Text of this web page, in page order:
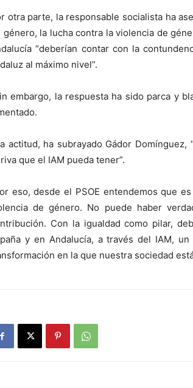
otra parte, la responsable socialista ha
género, la lucha contra la violencia de
“deberían contar con la
al máximo nivel”.
embargo, la respuesta ha sido parca y
actitud, ha subrayado Gádor
que el IAM pueda tener”.
eso, desde el PSOE entendemos que
de género. No puede haber
Con la igualdad como pilar,
y en Andalucía, a través del IAM,
en la que nuestra sociedad